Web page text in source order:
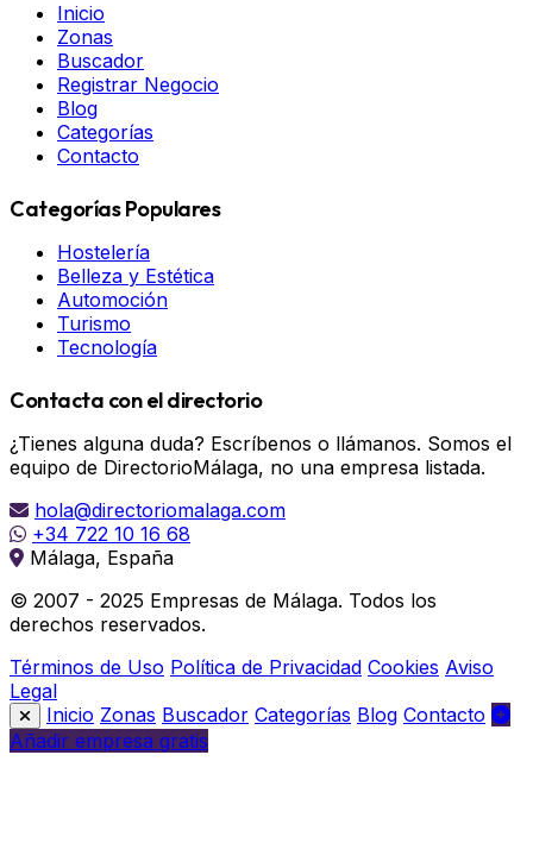
Inicio
Zonas
Buscador
Registrar Negocio
Blog
Categorías
Contacto
Categorías Populares
Hostelería
Belleza y Estética
Automoción
Turismo
Tecnología
Contacta con el directorio
¿Tienes alguna duda? Escríbenos o llámanos. Somos el
equipo de DirectorioMálaga, no una empresa listada.
hola@directoriomalaga.com
+34 722 10 16 68
Málaga, España
© 2007 - 2025 Empresas de Málaga. Todos los
derechos reservados.
Términos de Uso Política de Privacidad Cookies Aviso
Legal
Inicio Zonas Buscador Categorías Blog Contacto
Añadir empresa gratis